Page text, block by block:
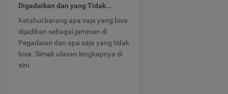
Digadaikan dan yang Tidak...
Ketahui barang apa saja yang bisa
dijadikan sebagai jaminan di
Pegadaian dan apa saja yang tidak
bisa. Simak ulasan lengkapnya di
sini.